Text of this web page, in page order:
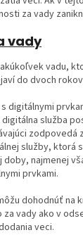
za vady
vady
vadu,
do dvoch
digitálnymi
služba
zodpovedá
služby, ktorá
najmenej
prvkami.
dohodnúť na
vady ako v
veci.